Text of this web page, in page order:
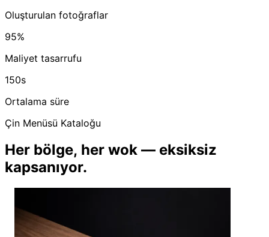
Oluşturulan fotoğraflar
95%
Maliyet tasarrufu
150s
Ortalama süre
Çin Menüsü Kataloğu
Her bölge, her wok — eksiksiz
kapsanıyor.